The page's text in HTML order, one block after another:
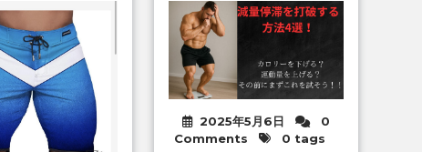
2025年5月6日
0
Comments
0 tags